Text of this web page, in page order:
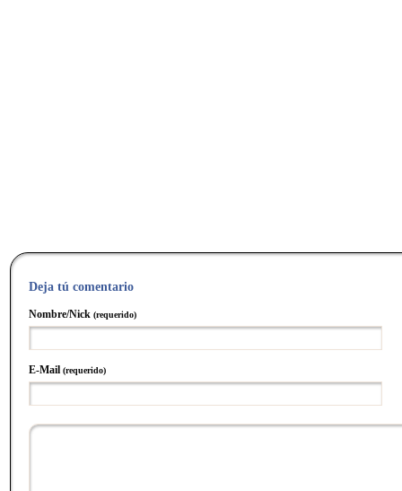
Deja tú comentario
Nombre/Nick (requerido)
E-Mail (requerido)